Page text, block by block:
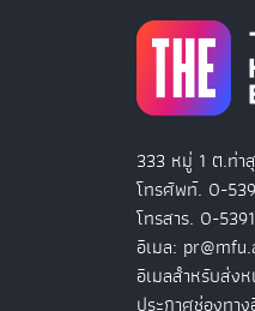
333 หมู่ 1 ต.ท่า
โทรศัพท์. 0-
โทรสาร. 0-
อีเมล:
อีเมลสำหรับส่ง
ประกาศช่องทา